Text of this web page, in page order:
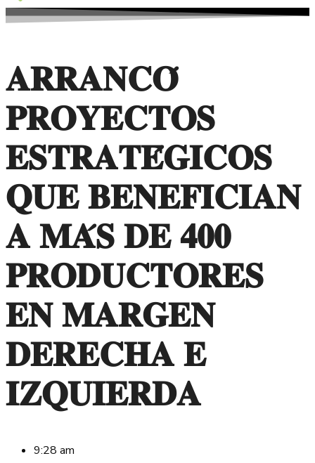
𝐀𝐑𝐑𝐀𝐍𝐂𝐎́
𝐏𝐑𝐎𝐘𝐄𝐂𝐓𝐎𝐒
𝐄𝐒𝐓𝐑𝐀𝐓𝐄́𝐆𝐈𝐂𝐎𝐒
𝐐𝐔𝐄 𝐁𝐄𝐍𝐄𝐅𝐈𝐂𝐈𝐀𝐍
𝐀 𝐌𝐀́𝐒 𝐃𝐄 𝟒𝟎𝟎
𝐏𝐑𝐎𝐃𝐔𝐂𝐓𝐎𝐑𝐄𝐒
𝐄𝐍 𝐌𝐀𝐑𝐆𝐄𝐍
𝐃𝐄𝐑𝐄𝐂𝐇𝐀 𝐄
𝐈𝐙𝐐𝐔𝐈𝐄𝐑𝐃𝐀
9:28 am